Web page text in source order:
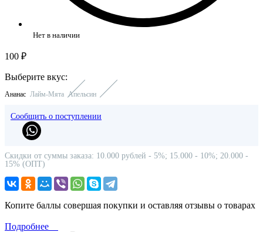
Нет в наличии
100 ₽
Выберите вкус:
Ананас Лайм-Мята Апельсин
Сообщить о поступлении
Скидки от суммы заказа: 10.000 рублей - 5%; 15.000 - 10%; 20.000 -
15% (ОПТ)
Копите баллы совершая покупки и оставляя отзывы о товарах
Подробнее